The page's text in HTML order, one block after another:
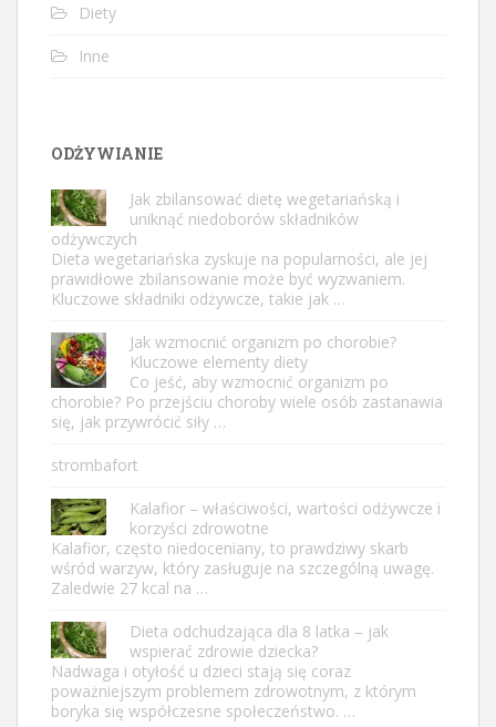
Diety
Inne
ODŻYWIANIE
Jak zbilansować dietę wegetariańską i
uniknąć niedoborów składników
odżywczych
Dieta wegetariańska zyskuje na popularności, ale jej
prawidłowe zbilansowanie może być wyzwaniem.
Kluczowe składniki odżywcze, takie jak …
Jak wzmocnić organizm po chorobie?
Kluczowe elementy diety
Co jeść, aby wzmocnić organizm po
chorobie? Po przejściu choroby wiele osób zastanawia
się, jak przywrócić siły …
strombafort
Kalafior – właściwości, wartości odżywcze i
korzyści zdrowotne
Kalafior, często niedoceniany, to prawdziwy skarb
wśród warzyw, który zasługuje na szczególną uwagę.
Zaledwie 27 kcal na …
Dieta odchudzająca dla 8 latka – jak
wspierać zdrowie dziecka?
Nadwaga i otyłość u dzieci stają się coraz
poważniejszym problemem zdrowotnym, z którym
boryka się współczesne społeczeństwo. …